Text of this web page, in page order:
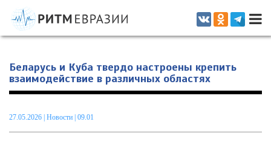
Информационно-аналитическое издание, посвященное актуальным
проблемам интеграции на постсоветском пространстве
Беларусь и Куба твердо настроены крепить
взаимодействие в различных областях
27.05.2026 Новости | 09.01